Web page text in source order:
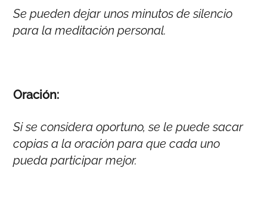
Se pueden dejar unos minutos de silencio
para la meditación personal.
Oración:
Si se considera oportuno, se le puede sacar
copias a la oración para que cada uno
pueda participar mejor.